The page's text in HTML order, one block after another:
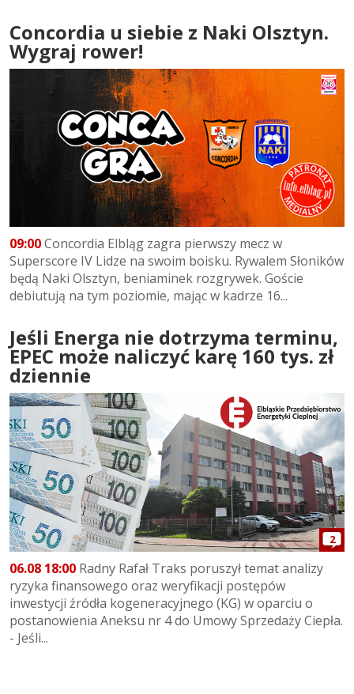
Concordia u siebie z Naki Olsztyn.
Wygraj rower!
09:00Concordia Elbląg zagra pierwszy mecz w
Superscore IV Lidze na swoim boisku. Rywalem Słoników
będą Naki Olsztyn, beniaminek rozgrywek. Goście
debiutują na tym poziomie, mając w kadrze 16...
Jeśli Energa nie dotrzyma terminu,
EPEC może naliczyć karę 160 tys. zł
dziennie
2
06.08 18:00 Radny Rafał Traks poruszył temat analizy
ryzyka finansowego oraz weryfikacji postępów
inwestycji źródła kogeneracyjnego (KG) w oparciu o
postanowienia Aneksu nr 4 do Umowy Sprzedaży Ciepła.
- Jeśli...